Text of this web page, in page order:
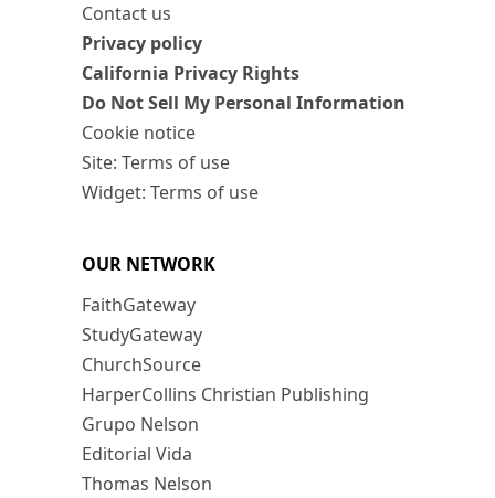
Contact us
Privacy policy
California Privacy Rights
Do Not Sell My Personal Information
Cookie notice
Site: Terms of use
Widget: Terms of use
OUR NETWORK
FaithGateway
StudyGateway
ChurchSource
HarperCollins Christian Publishing
Grupo Nelson
Editorial Vida
Thomas Nelson